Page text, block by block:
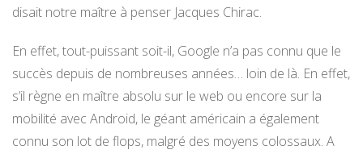
disait notre maître à penser Jacques Chirac.
En effet, tout-puissant soit-il, Google n’a pas connu que le
succès depuis de nombreuses années… loin de là. En effet,
s’il règne en maître absolu sur le web ou encore sur la
mobilité avec Android, le géant américain a également
connu son lot de flops, malgré des moyens colossaux. A